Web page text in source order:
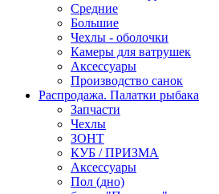
Средние
Большие
Чехлы - оболочки
Камеры для ватрушек
Аксессуары
Производство санок
Распродажа. Палатки рыбака
Запчасти
Чехлы
ЗОНТ
КУБ / ПРИЗМА
Аксессуары
Пол (дно)